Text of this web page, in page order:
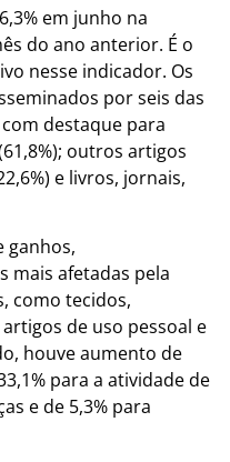
em junho na
do ano anterior. É o
nesse indicador. Os
por seis das
destaque para
outros artigos
e livros, jornais,
ganhos,
mais afetadas pela
como tecidos,
de uso pessoal e
houve aumento de
para a atividade de
e de 5,3% para